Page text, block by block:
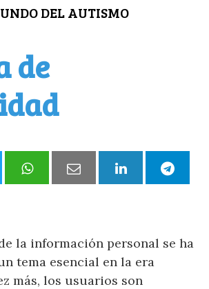
DEL AUTISMO
de
la información personal se ha
tema esencial en la era
más, los usuarios son